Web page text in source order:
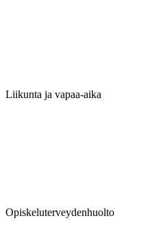
Liikunta ja vapaa-aika
Opiskeluterveydenhuolto